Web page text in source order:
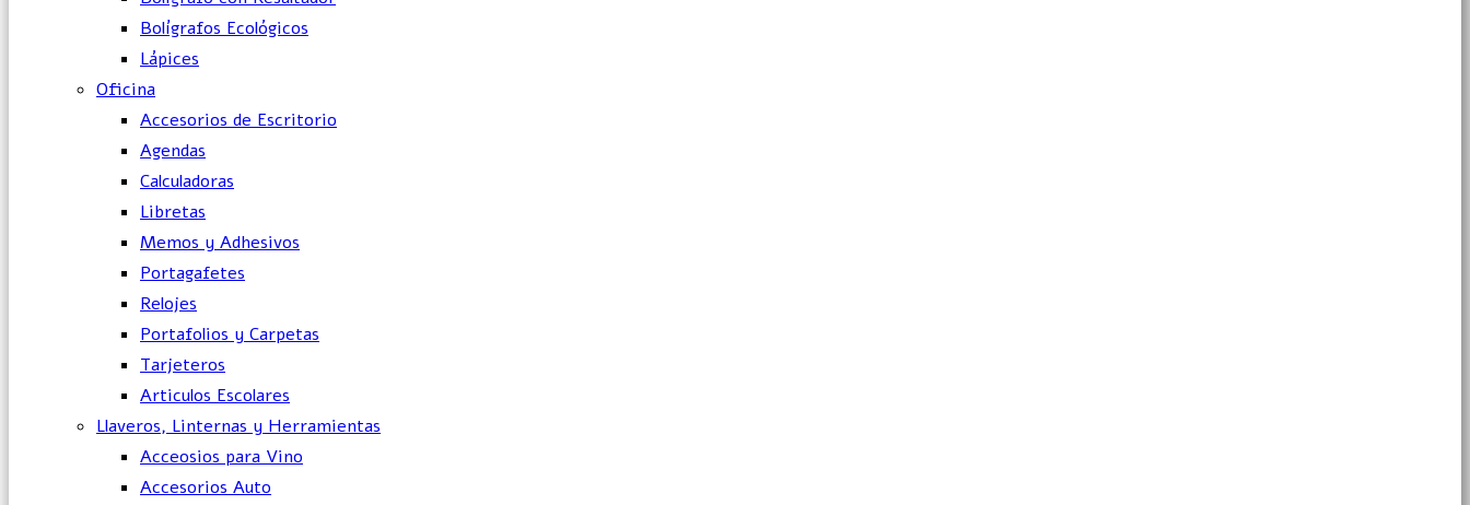
Bolígrafos Ecológicos
Lápices
Oficina
Accesorios de Escritorio
Agendas
Calculadoras
Libretas
Memos y Adhesivos
Portagafetes
Relojes
Portafolios y Carpetas
Tarjeteros
Articulos Escolares
Llaveros, Linternas y Herramientas
Acceosios para Vino
Accesorios Auto